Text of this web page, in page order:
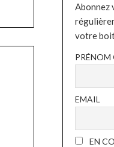
Abonnez
votre
EMAIL
EN